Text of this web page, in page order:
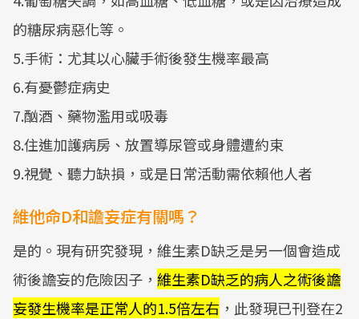
的糖尿病惡化等。
5.手術：尤其以心臟手術後發生機率最高
6.有憂鬱症病史
7.酗酒、藥物濫用或吸毒
8.住進加護病房、放置導尿管或身體遭約束
9.視覺、聽力缺損，或是日常活動需依賴他人者
維他命D和譫妄症有關嗎？
是的。現有研究發現，維生素D缺乏是另一個會造成
術後譫妄的危險因子， 維生素D缺乏的病人之術後譫
妄發生機率是正常人的1.5倍左右 ，此發現已刊登在2